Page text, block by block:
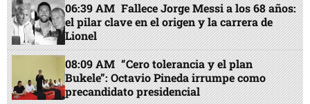
06:39 AM Fallece Jorge Messi a los 68 años:
el pilar clave en el origen y la carrera de
Lionel
08:09 AM “Cero tolerancia y el plan
Bukele”: Octavio Pineda irrumpe como
precandidato presidencial